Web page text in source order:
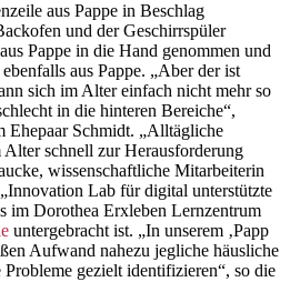
aus Pappe in Beschlag
und der Geschirrspüler
Pappe in die Hand genommen und
aus Pappe. „Aber der ist
sich im Alter einfach nicht mehr so
in die hinteren Bereiche“,
Ehepaar Schmidt. „Alltägliche
schnell zur Herausforderung
wissenschaftliche Mitarbeiterin
Lab für digital unterstützte
im Dorothea Erxleben Lernzentrum
untergebracht ist. „In unserem ‚Papp
Aufwand nahezu jegliche häusliche
gezielt identifizieren“, so die